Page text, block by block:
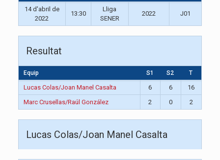
14 d'abril de
2022
13:30
Lliga
SENER
2022 J01
Resultat
Equip S1 S2 T
Lucas Colas/Joan Manel Casalta 6 6
16
Marc Crusellas/Raúl González
2 0 2
Lucas Colas/Joan Manel Casalta